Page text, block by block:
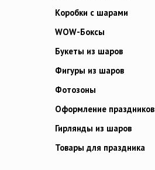
Коробки с шарами
WOW-Боксы
Букеты из шаров
Фигуры из шаров
Фотозоны
Оформление праздников
Гирлянды из шаров
Товары для праздника